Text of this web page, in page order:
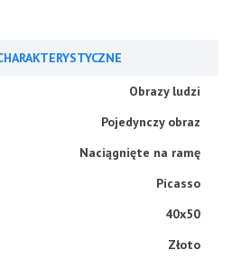
Obrazy ludzi
Pojedynczy obraz
Naciągnięte na ramę
Picasso
40x50
Złoto